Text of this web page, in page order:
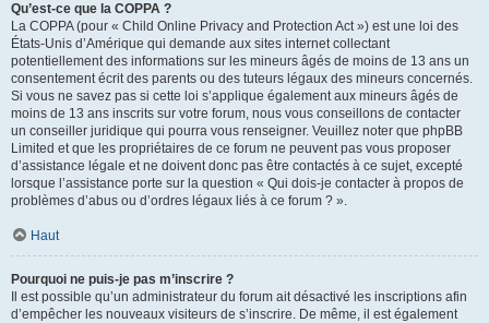
Qu’est-ce que la COPPA ?
La COPPA (pour « Child Online Privacy and Protection Act ») est une loi des
États-Unis d’Amérique qui demande aux sites internet collectant
potentiellement des informations sur les mineurs âgés de moins de 13 ans un
consentement écrit des parents ou des tuteurs légaux des mineurs concernés.
Si vous ne savez pas si cette loi s’applique également aux mineurs âgés de
moins de 13 ans inscrits sur votre forum, nous vous conseillons de contacter
un conseiller juridique qui pourra vous renseigner. Veuillez noter que phpBB
Limited et que les propriétaires de ce forum ne peuvent pas vous proposer
d’assistance légale et ne doivent donc pas être contactés à ce sujet, excepté
lorsque l’assistance porte sur la question « Qui dois-je contacter à propos de
problèmes d’abus ou d’ordres légaux liés à ce forum ? ».
Haut
Pourquoi ne puis-je pas m’inscrire ?
Il est possible qu’un administrateur du forum ait désactivé les inscriptions afin
d’empêcher les nouveaux visiteurs de s’inscrire. De même, il est également